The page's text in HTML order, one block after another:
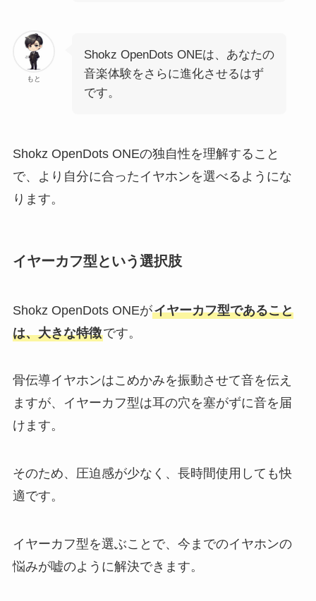
もと
Shokz OpenDots ONEは、あなたの
音楽体験をさらに進化させるはず
です。
Shokz OpenDots ONEの独自性を理解すること
で、より自分に合ったイヤホンを選べるようにな
ります。
イヤーカフ型という選択肢
Shokz OpenDots ONEがイヤーカフ型であること
は、大きな特徴です。
骨伝導イヤホンはこめかみを振動させて音を伝え
ますが、イヤーカフ型は耳の穴を塞がずに音を届
けます。
そのため、圧迫感が少なく、長時間使用しても快
適です。
イヤーカフ型を選ぶことで、今までのイヤホンの
悩みが嘘のように解決できます。